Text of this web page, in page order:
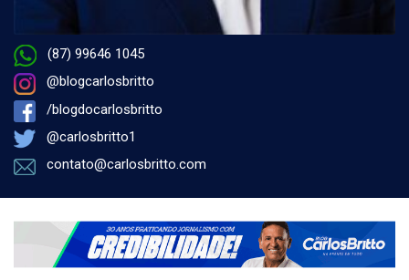
(87) 99646 1045
@blogcarlosbritto
/blogdocarlosbritto
@carlosbritto1
contato@carlosbritto.com